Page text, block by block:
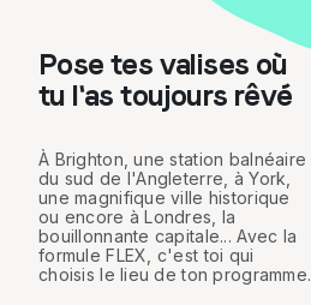
Pose tes valises où
tu l'as toujours rêvé
À Brighton, une station balnéaire
du sud de l'Angleterre, à York,
une magnifique ville historique
ou encore à Londres, la
bouillonnante capitale... Avec la
formule FLEX, c'est toi qui
choisis le lieu de ton programme.